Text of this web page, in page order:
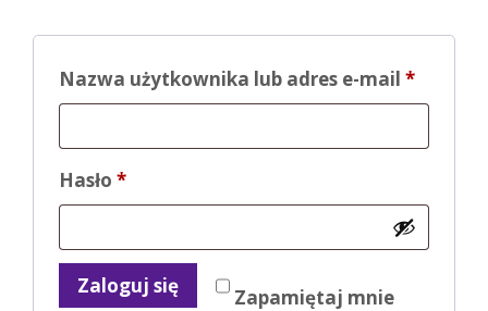
Nazwa użytkownika lub adres e-mail *
Hasło *Wymagane
Zapamiętaj mnie
Zaloguj się